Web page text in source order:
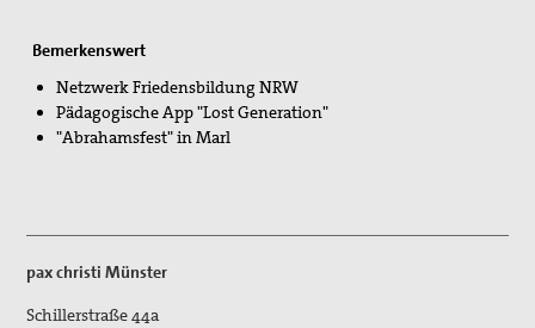
Bemerkenswert
Netzwerk Friedensbildung NRW
Pädagogische App "Lost Generation"
"Abrahamsfest" in Marl
pax christi Münster
Schillerstraße 44a